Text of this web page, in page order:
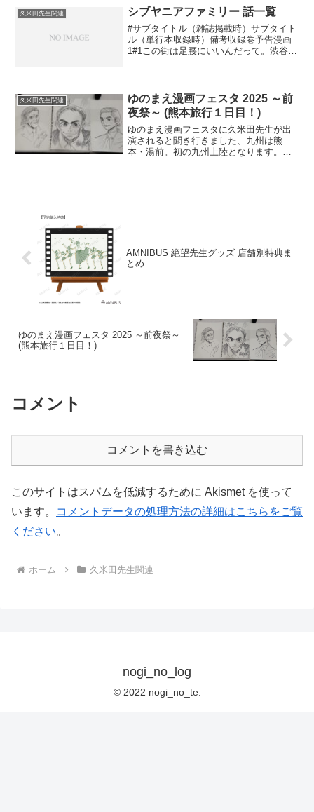
久米田先生関連 シブヤニアファミリー 話一覧
#サブタイトル（雑誌掲載時）サブタイト
ル（単行本収録時）備考収録巻予告漫画
1#1この街は足腰にいいんだって。渋谷係
うぶつの むれ...
久米田先生関連
ゆのまえ漫画フェスタ 2025 ～前
夜祭～ (熊本旅行１日目！)
ゆのまえ漫画フェスタに久米田先生が出
演されると聞き行きました、九州は熊
本・湯前。初の九州上陸となります。そ
AMNIBUS 絶望先生グッズ 店舗別特典ま
とめ
ゆのまえ漫画フェスタ 2025 ～前夜祭～
(熊本旅行１日目！)
コメント
コメントを書き込む
このサイトはスパムを低減するために Akismet を使って
います。
コメントデータの処理方法の詳細はこちらをご覧
ください。
ホーム 久米田先生関連
nogi_no_log
© 2022 nogi_no_te.